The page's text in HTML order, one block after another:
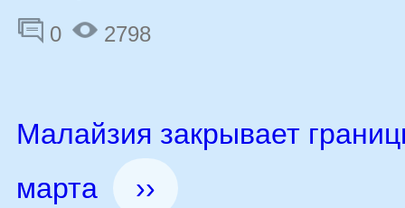
0
2798
Малайзия закрывает
марта
››